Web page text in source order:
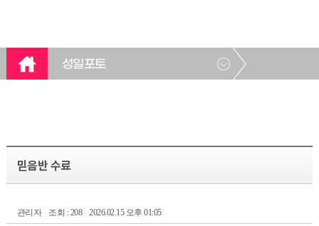
성일포토
믿음반 수료
관리자 조회 : 208 2026.02.15 오후 01:05